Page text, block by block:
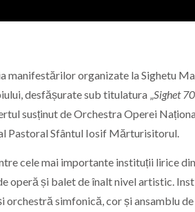
manifestărilor organizate laSighetu
desfășurate sub titulatura „ Sighet
susținut de OrchestraOperei
Pastoral Sfântul Iosif Mărturisitorul
cele mai importante instituții lirice
operă și balet de înalt nivel artistic.
orchestră simfonică, cor și ansamblu